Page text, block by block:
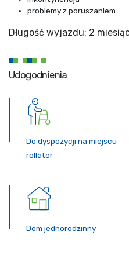
problemy z poruszaniem
Długość wyjazdu: 2
Udogodnienia
Do dyspozycji na miejscu
rollator
Dom jednorodzinny